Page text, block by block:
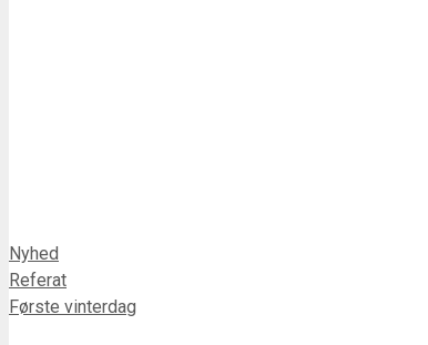
Kategorier
Nyhed
Referat
Første vinterdag